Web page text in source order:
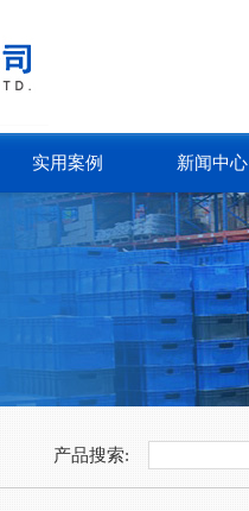
实用案例 新闻中心
产品搜索: